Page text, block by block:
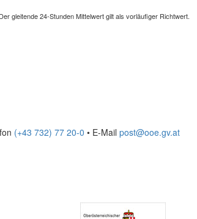
gleitende 24-Stunden Mittelwert gilt als vorläufiger Richtwert.
(+43 732) 77 20-0 • E-Mail post@ooe.gv.at